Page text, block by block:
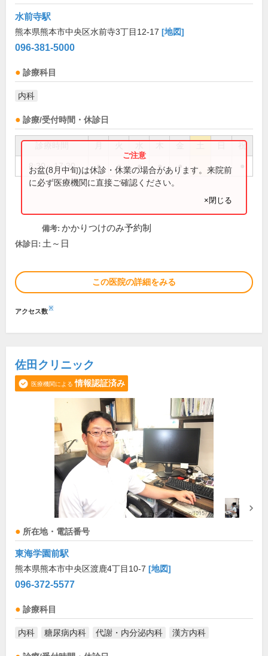
水前寺駅
熊本県熊本市中央区水前寺3丁目12-17 [地図]
096-381-5000
診療科目
内科
診療/受付時間・休診日
祝
8:30～17:30 ● ● ● ● ●
お盆(8月中旬)は休診・休業の場合があります。来院前
に必ず医療機関に直接ご確認ください。
×閉じる
備考: かかりつけのみ予約制
休診日: 土～日
この医院の詳細をみる
アクセス数※
佐田クリニック
医療機関による 情報認証済み
所在地・電話番号
東海学園前駅
熊本県熊本市中央区渡鹿4丁目10-7 [地図]
096-372-5577
診療科目
内科 糖尿病内科 代謝・内分泌内科 漢方内科